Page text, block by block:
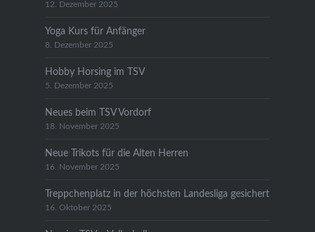
12. Dezember 2025
Yoga Kurs für Anfänger
8. Dezember 2025
Hobby Horsing im TSV
5. Dezember 2025
Neues beim TSV Vordorf
18. November 2025
Neue Trikots für die Alten Herren
16. November 2025
Treppchenplatz in der höchsten Landesliga gesichert
16. Oktober 2025